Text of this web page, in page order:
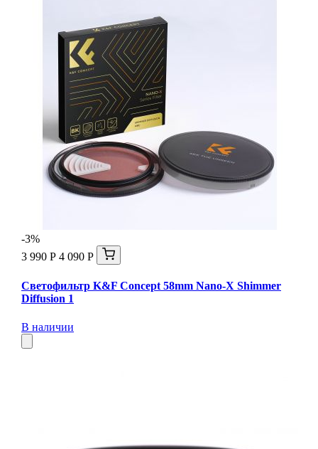
-3%
3 990 Р 4 090 Р
Светофильтр K&F Concept 58mm Nano-X Shimmer
Diffusion 1
В наличии